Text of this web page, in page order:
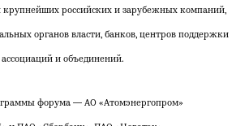
крупнейших российских и зарубежных компаний,
органов власти, банков, центров поддержки
и объединений.
форума — АО «Атомэнергопром»